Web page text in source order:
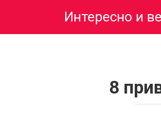
Интересно и
8